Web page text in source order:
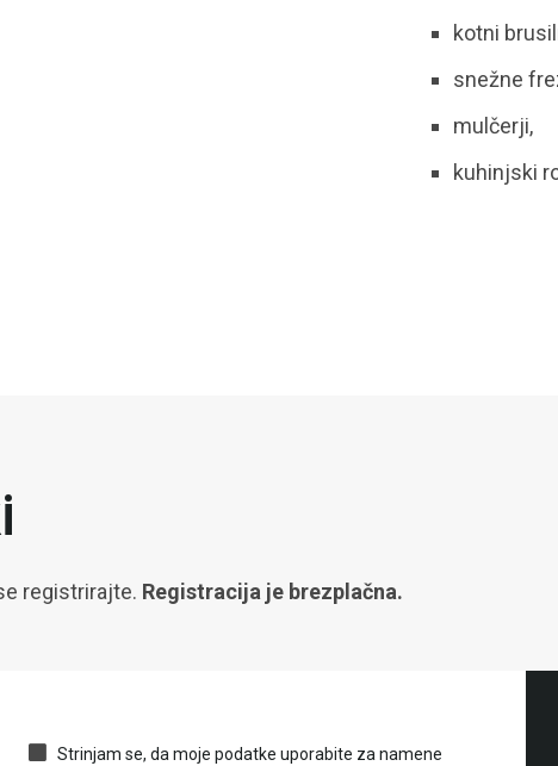
kotni
snežne
mulčerji,
kuhinjski
registrirajte. Registracija je brezplačna.
Strinjam se, da moje podatke uporabite za namene